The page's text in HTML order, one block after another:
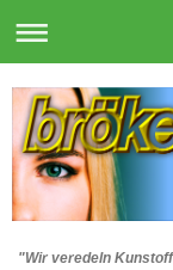
"Wir veredeln